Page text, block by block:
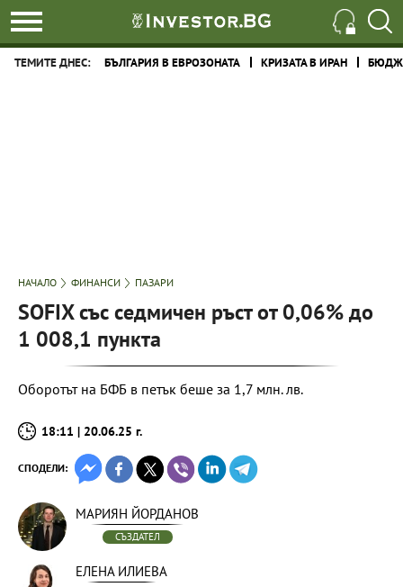
ТЕМИТЕ ДНЕС: БЪЛГАРИЯ В ЕВРОЗОНАТА КРИЗАТА В ИРАН
НАЧАЛО ФИНАНСИ ПАЗАРИ
SOFIX със седмичен ръст от 0,06% до
1 008,1 пункта
Оборотът на БФБ в петък беше за 1,7 млн. лв.
18:11 | 20.06.25 г.
СПОДЕЛИ:
МАРИЯН ЙОРДАНОВ
СЪЗДАТЕЛ
ЕЛЕНА ИЛИЕВА